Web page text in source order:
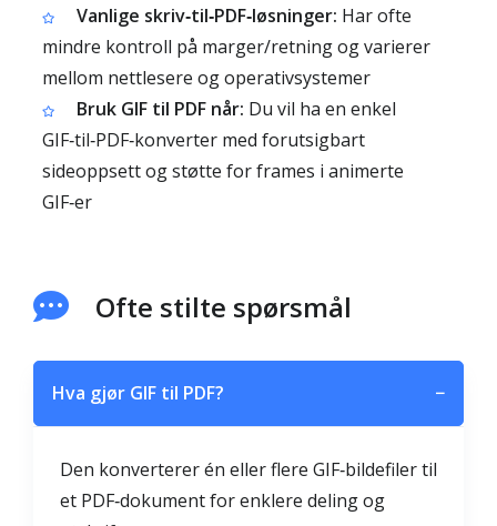
Vanlige skriv‑til‑PDF‑løsninger: Har ofte
mindre kontroll på marger/retning og varierer
mellom nettlesere og operativsystemer
Bruk GIF til PDF når: Du vil ha en enkel
GIF‑til‑PDF‑konverter med forutsigbart
sideoppsett og støtte for frames i animerte
GIF‑er
Ofte stilte spørsmål
Hva gjør GIF til PDF? −
Den konverterer én eller flere GIF‑bildefiler til
et PDF‑dokument for enklere deling og